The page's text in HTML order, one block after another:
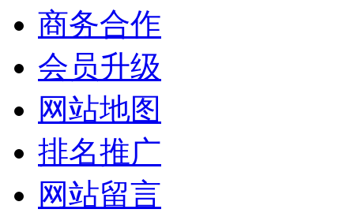
商务合作
会员升级
网站地图
排名推广
网站留言